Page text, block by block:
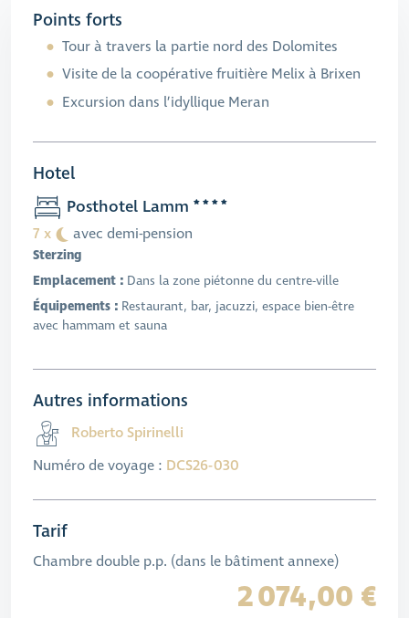
Points forts
Tour à travers la partie nord des Dolomites
Visite de la coopérative fruitière Melix à Brixen
Excursion dans l’idyllique Meran
Hotel
Posthotel Lamm
7 x avec demi-pension
Sterzing
Emplacement : Dans la zone piétonne du centre-ville
Équipements : Restaurant, bar, jacuzzi, espace bien-être
avec hammam et sauna
Autres informations
Roberto Spirinelli
Numéro de voyage : DCS26-030
Tarif
Chambre double p.p. (dans le bâtiment annexe)
2 074,00 €